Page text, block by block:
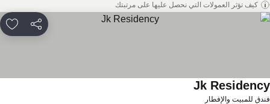
كيف تؤثر العمولات التي نحصل عليها على مرتبتك
مشاركة
للمبيت والإفطار
Jkمشاهدة الأسعار